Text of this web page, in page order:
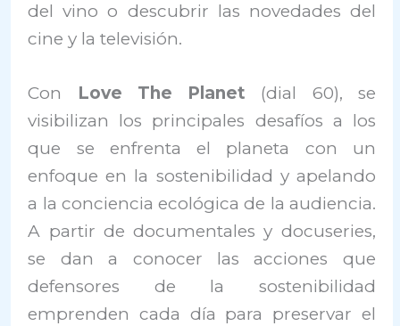
del vino o descubrir las novedades del
cine y la televisión.
Con Love The Planet (dial 60), se
visibilizan los principales desafíos a los
que se enfrenta el planeta con un
enfoque en la sostenibilidad y apelando
a la conciencia ecológica de la audiencia.
A partir de documentales y docuseries,
se dan a conocer las acciones que
defensores de la sostenibilidad
emprenden cada día para preservar el